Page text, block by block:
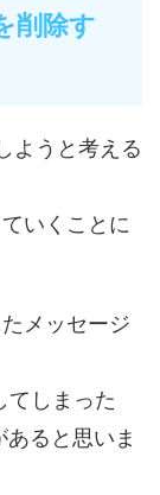
削除す
ようと考える
いくことに
メッセージ
てしまった
ると思いま